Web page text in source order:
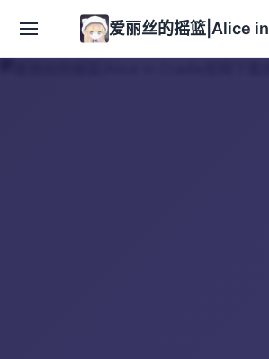
爱丽丝的摇篮|Alice